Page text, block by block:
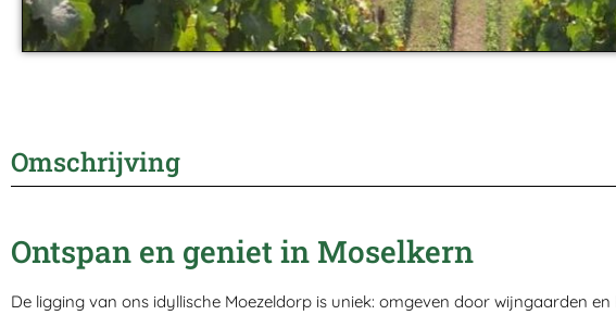
Omschrijving
Ontspan en geniet in Moselkern
De ligging van ons idyllische Moezeldorp is uniek: omgeven door wijngaarden